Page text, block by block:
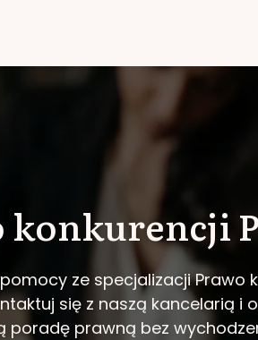
konkurencji
ze specjalizacji Prawo
się z naszą kancelarią i
poradę prawną bez